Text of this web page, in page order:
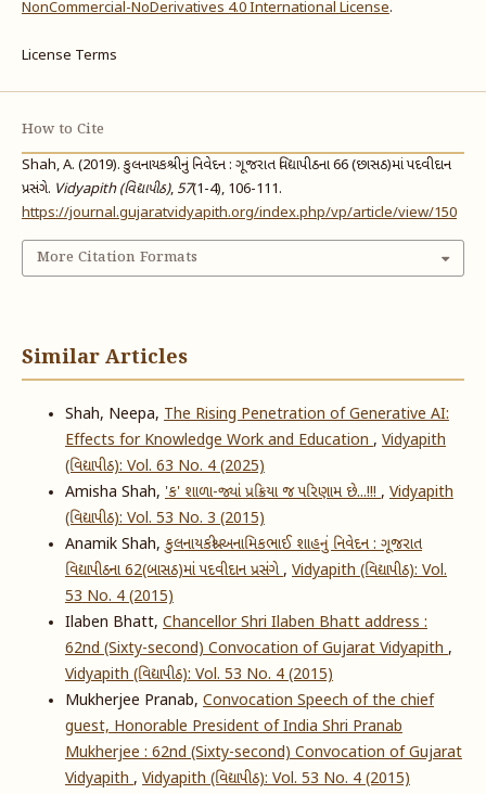
NonCommercial-NoDerivatives 4.0 International License.
License Terms
How to Cite
Shah, A. (2019). કુલનાયકશ્રીનું નિવેદન : ગૂજરાત વિદ્યાપીઠના 66 (છાસઠ)માં પદવીદાન
પ્રસંગે. Vidyapith (વિદ્યાપીઠ), 57(1-4), 106-111.
https://journal.gujaratvidyapith.org/index.php/vp/article/view/150
More Citation Formats
Similar Articles
Shah, Neepa, The Rising Penetration of Generative AI:
Effects for Knowledge Work and Education, Vidyapith
(વિદ્યાપીઠ): Vol. 63 No. 4 (2025)
Amisha Shah, 'ક' શાળા-જ્યાં પ્રક્રિયા જ પરિણામ છે...!!!, Vidyapith
(વિદ્યાપીઠ): Vol. 53 No. 3 (2015)
Anamik Shah,કુલનાયકશ્રી અનામિકભાઈ શાહનું નિવેદન : ગૂજરાત
વિદ્યાપીઠના 62(બાસઠ)માં પદવીદાન પ્રસંગે, Vidyapith (વિદ્યાપીઠ): Vol.
53 No. 4 (2015)
Ilaben Bhatt, Chancellor Shri Ilaben Bhatt address :
62nd (Sixty-second) Convocation of Gujarat Vidyapith,
Vidyapith (વિદ્યાપીઠ): Vol. 53 No. 4 (2015)
Mukherjee Pranab, Convocation Speech of the chief
guest, Honorable President of India Shri Pranab
Mukherjee : 62nd (Sixty-second) Convocation of Gujarat
Vidyapith, Vidyapith (વિદ્યાપીઠ): Vol. 53 No. 4 (2015)